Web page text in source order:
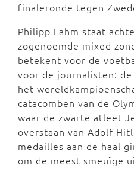
finaleronde tegen
Philipp Lahm staat
zogenoemde mixed
betekent voor de
voor de journalisten:
het
catacomben van de
waar de zwarte atleet
overstaan van Adolf
medailles aan de haal
om de meest smeuïge